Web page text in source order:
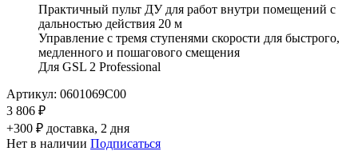
Практичный пульт ДУ для работ внутри помещений с
дальностью действия 20 м
Управление с тремя ступенями скорости для быстрого,
медленного и пошагового смещения
Для GSL 2 Professional
Артикул: 0601069C00
3 806 ₽
+300 ₽ доставка, 2 дня
Нет в наличии Подписаться